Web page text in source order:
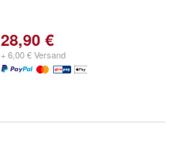
28,90 €
+ 6,00 € Versand